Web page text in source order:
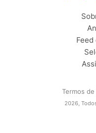
Termos de
2026,